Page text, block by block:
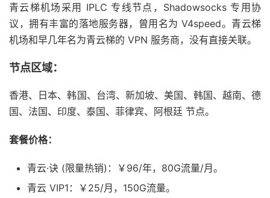
青云梯机场采用 IPLC 专线节点，Shadowsocks 专用协
议，拥有丰富的落地服务器，曾用名为 V4speed。青云梯
机场和早几年名为青云梯的 VPN 服务商，没有直接关联。
节点区域：
香港、日本、韩国、台湾、新加坡、美国、韩国、越南、德
国、法国、印度、泰国、菲律宾、阿根廷 节点。
套餐价格：
青云·诀 (限量热销)：￥96/年，80G流量/月。
青云 VIP1：￥25/月，150G流量。